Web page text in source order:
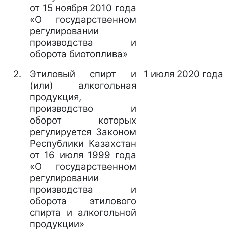
от 15 ноября 2010 года
«О государственном
регулировании
производства и
оборота биотоплива»
2.
Этиловый спирт и
(или) алкогольная
продукция,
производство и
оборот которых
регулируется Законом
Республики Казахстан
от 16 июля 1999 года
«О государственном
регулировании
производства и
оборота этилового
спирта и алкогольной
продукции»
1 июля 2020 года